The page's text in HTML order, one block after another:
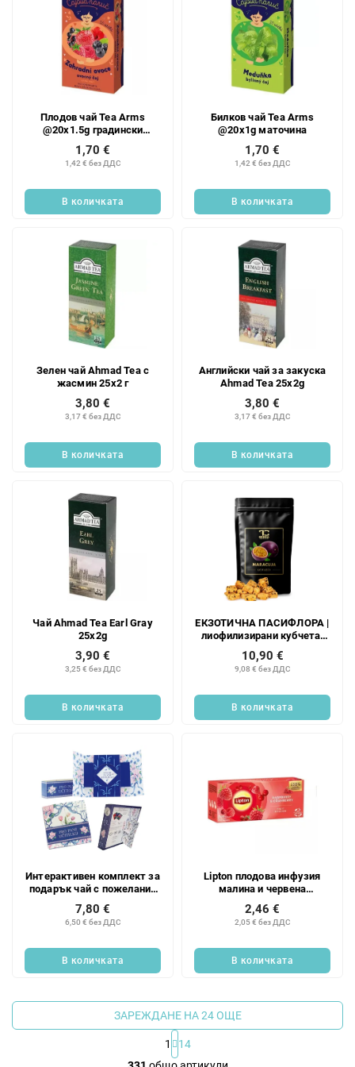
Плодов чай Tea Arms
@20x1.5g градински
1,42 € без ДДС
1,70 €
В количката
Билков чай Tea Arms
@20x1g маточина
1,42 € без ДДС
1,70 €
В количката
Зелен чай Ahmad Tea с
жасмин 25x2 г
3,17 € без ДДС
3,80 €
В количката
Английски чай за закуска
Ahmad Tea 25x2g
3,17 € без ДДС
3,80 €
В количката
Чай Ahmad Tea Earl Gray
25x2g
3,25 € без ДДС
3,90 €
В количката
ЕКЗОТИЧНА ПАСИФЛОРА |
лиофилизирани кубчета,
лиофилизирани плодове
9,08 € без ДДС
10,90 €
В количката
Интерактивен комплект за
подарък чай с пожелание
за учителя
6,50 € без ДДС
7,80 €
В количката
Lipton плодова инфузия
малина и червена
боровинка @20x1.6g
2,05 € без ДДС
2,46 €
В количката
К
ЗАРЕЖДАНЕ НА 24 ОЩЕ
1
14